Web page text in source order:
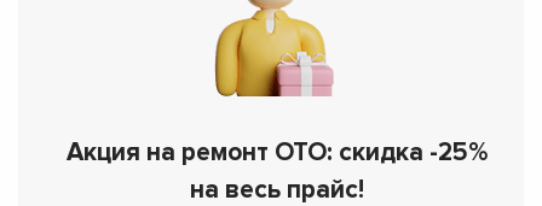
Акция на ремонт OTO: скидка -25%
на весь прайс!